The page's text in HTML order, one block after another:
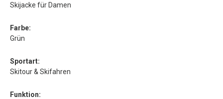
Skijacke für Damen
Farbe:
Grün
Sportart:
Skitour & Skifahren
Funktion: